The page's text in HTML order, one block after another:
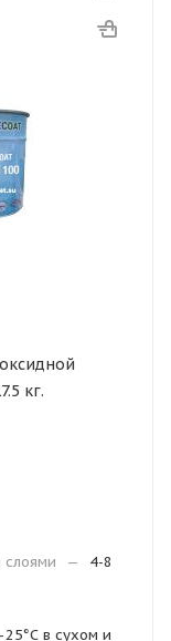
кг.
—
4-8
в сухом и